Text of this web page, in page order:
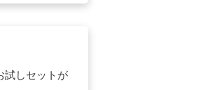
試しセットが